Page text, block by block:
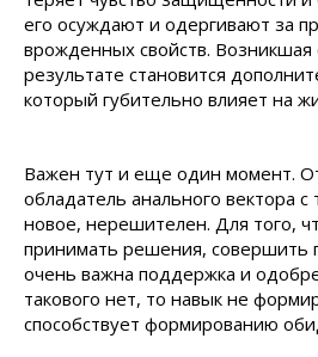
его осуждают и одергивают за
врожденных свойств. Возникшая
результате становится
который губительно влияет на
Важен тут и еще один момент.
обладатель анального вектора
новое, нерешителен. Для того,
принимать решения, совершить
очень важна поддержка и
такового нет, то навык не
способствует формированию